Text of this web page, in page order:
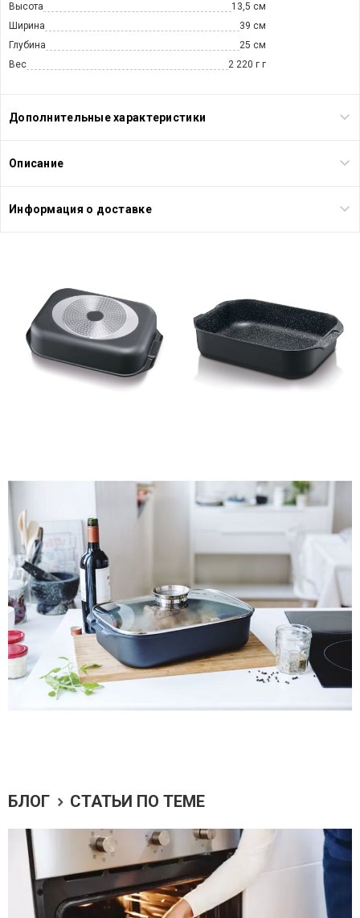
Высота
13,5 см
Ширина
39 см
Глубина
25 см
Вес
2 220 г г
Дополнительные характеристики
Описание
Информация о доставке
БЛОГ СТАТЬИ ПО ТЕМЕ